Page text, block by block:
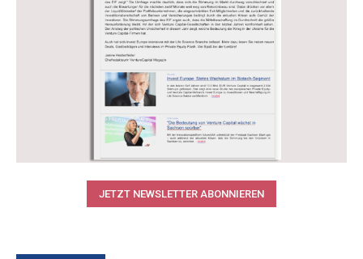
JETZT NEWSLETTER ABONNIEREN